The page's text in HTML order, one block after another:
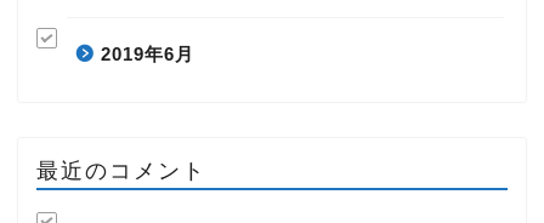
2019年6月
最近のコメント